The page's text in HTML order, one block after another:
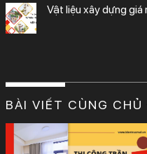
vật liệu xây dựng
BÀI VIẾT CÙNG CHỦ